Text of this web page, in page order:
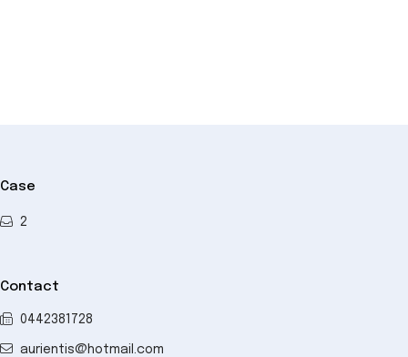
Case
2
Contact
0442381728
aurientis@hotmail.com